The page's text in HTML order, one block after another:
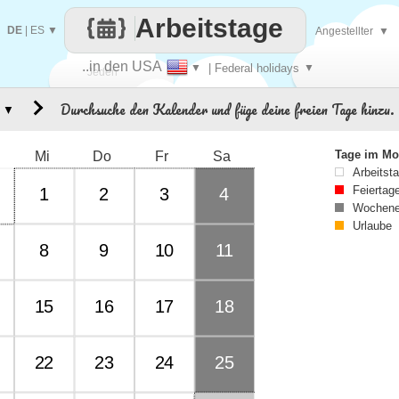
Jeden
..in den USA ▼ | Federal holidays ▼
Arbeitstage
DE ES ▼ Angestellter ▼
Durchsuche den Kalender und füge deine freien Tage hinzu.
Mi Do Fr Sa
1 2 3 4
8 9 10 11
15 16 17 18
22 23 24 25
▼
Tage im
Urlaube